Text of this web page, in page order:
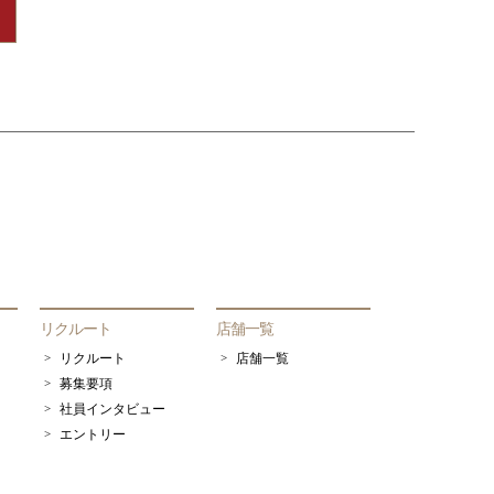
リクルート
リクルート
募集要項
社員インタビュー
エントリー
店舗一覧
店舗一覧